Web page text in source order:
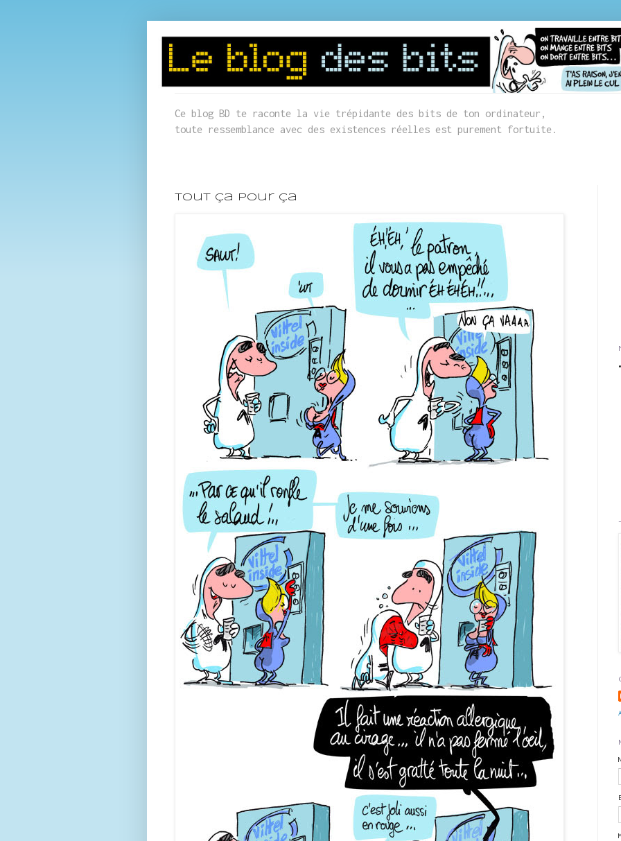
Ce blog BD te raconte la vie trépidante des bits de ton ordinateur,
toute ressemblance avec des existences réelles est purement fortuite.
tout ça pour ça
-